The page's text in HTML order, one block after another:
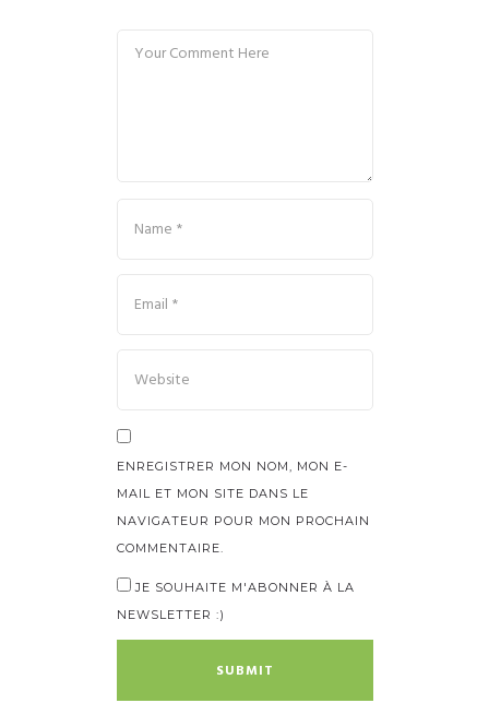
ENREGISTRER MON NOM, MON E-
MAIL ET MON SITE DANS LE
NAVIGATEUR POUR MON PROCHAIN
COMMENTAIRE.
JE SOUHAITE M'ABONNER À LA
NEWSLETTER :)